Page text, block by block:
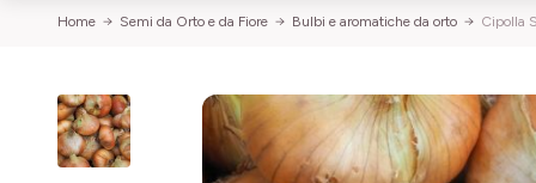
Home Semi da Orto e da Fiore Bulbi e aromatiche da orto Cipolla